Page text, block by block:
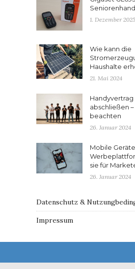
1. Dezember 2025
Wie kann die
Haushalte
21. Mai 2024
Handyvertrag
abschließen
beachten
26. Januar 2024
Mobile
sie für
26. Januar 2024
Datenschutz &
Impressum